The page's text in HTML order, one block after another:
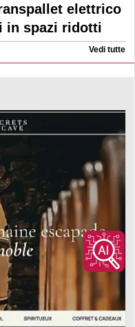
elettrico
in spazi ridotti
Vedi tutte